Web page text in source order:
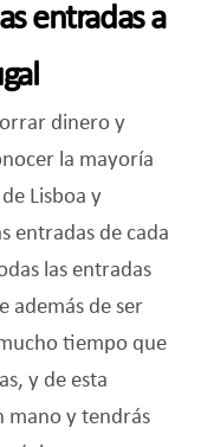
entradas a
dinero y
la mayoría
Lisboa y
entradas de cada
las entradas
además de ser
tiempo que
y de esta
mano y tendrás